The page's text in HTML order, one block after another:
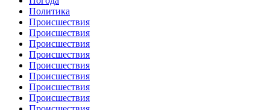
Политика
Происшествия
Происшествия
Происшествия
Происшествия
Происшествия
Происшествия
Происшествия
Происшествия